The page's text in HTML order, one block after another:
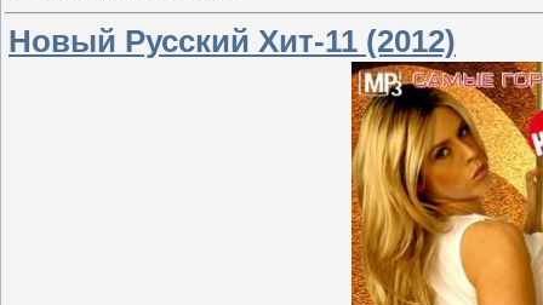
Новый Русский Хит-11 (2012)